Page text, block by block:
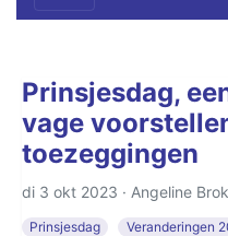
Prinsjesdag,
vage
toezeggingen
di 3 okt 2023 · Angeline Brok
Prinsjesdag
Veranderingen